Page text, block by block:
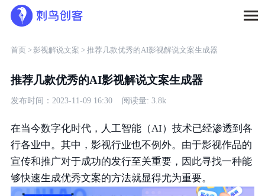
首页 >影视解说文案 > 推荐几款优秀的AI影视解说文案生成器
推荐几款优秀的AI影视解说文案生成器
发布时间：2023-11-09 16:30 阅读量: 3.8k
在当今数字化时代，人工智能（AI）技术已经渗透到各
行各业中。其中，影视行业也不例外。由于影视作品的
宣传和推广对于成功的发行至关重要，因此寻找一种能
够快速生成优秀文案的方法就显得尤为重要。